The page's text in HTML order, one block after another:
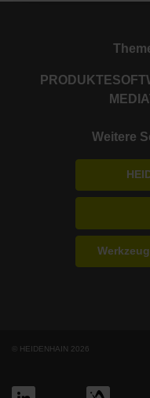
PRODUKTE
Weitere
© HEIDENHAIN 2026